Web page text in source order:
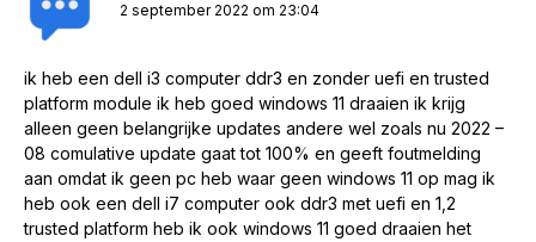
2 september 2022 om 23:04
ik heb een dell i3 computer ddr3 en zonder uefi en trusted
platform module ik heb goed windows 11 draaien ik krijg
alleen geen belangrijke updates andere wel zoals nu 2022 –
08 comulative update gaat tot 100% en geeft foutmelding
aan omdat ik geen pc heb waar geen windows 11 op mag ik
heb ook een dell i7 computer ook ddr3 met uefi en 1,2
trusted platform heb ik ook windows 11 goed draaien het